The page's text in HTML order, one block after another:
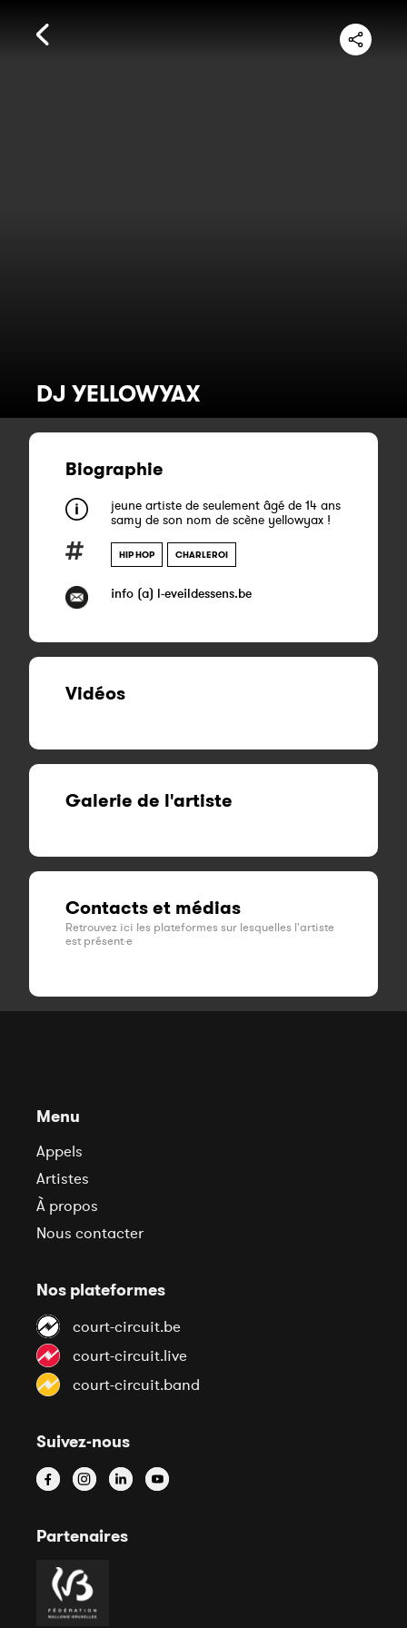
DJ YELLOWYAX
Biographie
jeune artiste de seulement âgé de 14 ans
samy de son nom de scène yellowyax !
HIP HOP CHARLEROI
info (a) l-eveildessens.be
Vidéos
Galerie de l'artiste
Contacts et médias
Retrouvez ici les plateformes sur lesquelles l'artiste
est présent·e
Menu
Appels
Artistes
À propos
Nous contacter
Nos plateformes
court-circuit.be
court-circuit.live
court-circuit.band
Suivez-nous
Partenaires